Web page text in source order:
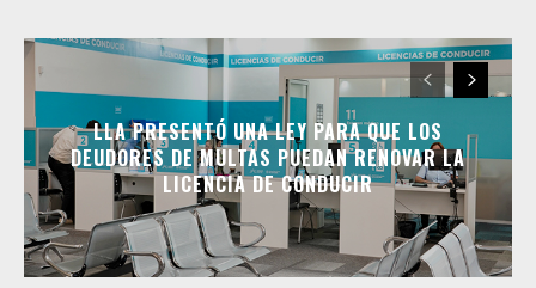
LLA PRESENTÓ UNA LEY PARA QUE LOS
DEUDORES DE MULTAS PUEDAN RENOVAR LA
LICENCIA DE CONDUCIR